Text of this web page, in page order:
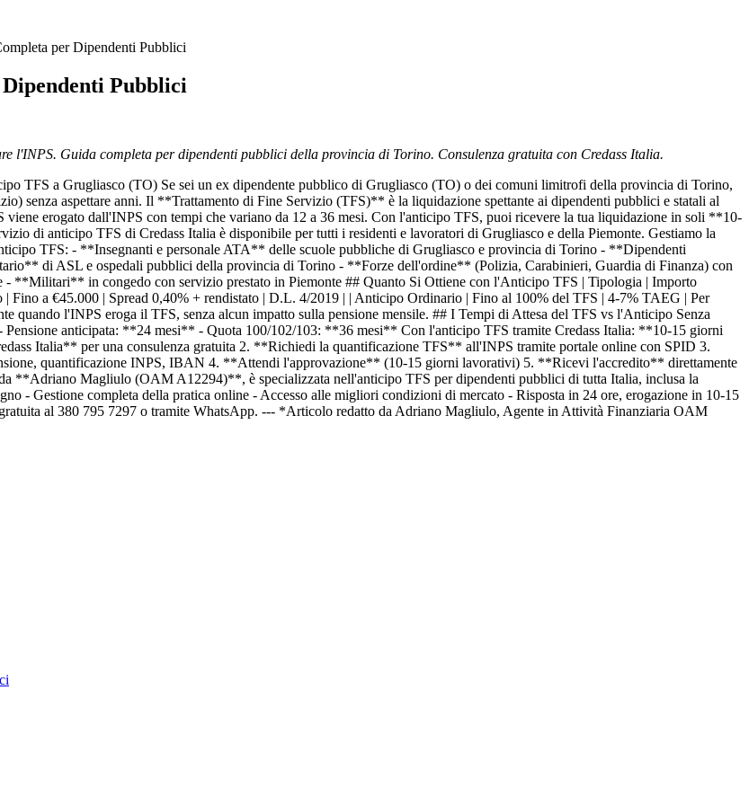
per Dipendenti Pubblici
Pubblici
l'INPS. Guida completa per dipendenti pubblici della provincia di Torino. Consulenza gratuita con Credass Italia.
TFS a Grugliasco (TO) Se sei un ex dipendente pubblico di Grugliasco (TO) o dei comuni limitrofi della provincia di Torino,
senza aspettare anni. Il **Trattamento di Fine Servizio (TFS)** è la liquidazione spettante ai dipendenti pubblici e statali al
erogato dall'INPS con tempi che variano da 12 a 36 mesi. Con l'anticipo TFS, puoi ricevere la tua liquidazione in soli **10-
di anticipo TFS di Credass Italia è disponibile per tutti i residenti e lavoratori di Grugliasco e della Piemonte. Gestiamo la
TFS: - **Insegnanti e personale ATA** delle scuole pubbliche di Grugliasco e provincia di Torino - **Dipendenti
di ASL e ospedali pubblici della provincia di Torino - **Forze dell'ordine** (Polizia, Carabinieri, Guardia di Finanza) con
**Militari** in congedo con servizio prestato in Piemonte ## Quanto Si Ottiene con l'Anticipo TFS | Tipologia | Importo
a €45.000 | Spread 0,40% + rendistato | D.L. 4/2019 | | Anticipo Ordinario | Fino al 100% del TFS | 4-7% TAEG | Per
quando l'INPS eroga il TFS, senza alcun impatto sulla pensione mensile. ## I Tempi di Attesa del TFS vs l'Anticipo Senza
anticipata: **24 mesi** - Quota 100/102/103: **36 mesi** Con l'anticipo TFS tramite Credass Italia: **10-15 giorni
Italia** per una consulenza gratuita 2. **Richiedi la quantificazione TFS** all'INPS tramite portale online con SPID 3.
quantificazione INPS, IBAN 4. **Attendi l'approvazione** (10-15 giorni lavorativi) 5. **Ricevi l'accredito** direttamente
**Adriano Magliulo (OAM A12294)**, è specializzata nell'anticipo TFS per dipendenti pubblici di tutta Italia, inclusa la
- Gestione completa della pratica online - Accesso alle migliori condizioni di mercato - Risposta in 24 ore, erogazione in 10-15
al 380 795 7297 o tramite WhatsApp. --- *Articolo redatto da Adriano Magliulo, Agente in Attività Finanziaria OAM